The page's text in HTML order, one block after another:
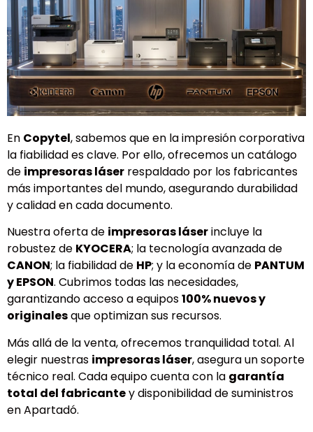
En Copytel, sabemos que en la impresión corporativa
la fiabilidad es clave. Por ello, ofrecemos un catálogo
de impresoras láser respaldado por los fabricantes
más importantes del mundo, asegurando durabilidad
y calidad en cada documento.
Nuestra oferta de impresoras láserincluye la
robustez de KYOCERA; la tecnología avanzada de
CANON; la fiabilidad de HP; y la economía de PANTUM
y EPSON. Cubrimos todas las necesidades,
garantizando acceso a equipos100% nuevos y
originalesque optimizan sus recursos.
Más allá de la venta, ofrecemos tranquilidad total. Al
elegir nuestras impresoras láser, asegura un soporte
técnico real. Cada equipo cuenta con la garantía
total del fabricantey disponibilidad de suministros
en Apartadó.